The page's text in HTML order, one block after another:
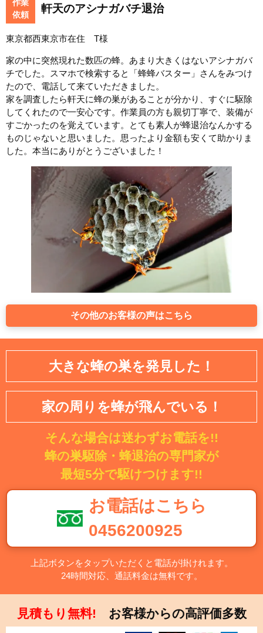
作業
依頼
軒天のアシナガバチ退治
東京都西東京市在住 T様
家の中に突然現れた数匹の蜂。あまり大きくはないアシナガバ
チでした。スマホで検索すると「蜂蜂バスター」さんをみつけ
たので、電話して来ていただきました。
家を調査したら軒天に蜂の巣があることが分かり、すぐに駆除
してくれたので一安心です。作業員の方も親切丁寧で、装備が
すごかったのを覚えています。とても素人が蜂退治なんかする
ものじゃないと思いました。思ったより金額も安くて助かりま
した。本当にありがとうございました！
その他のお客様の声はこちら
大きな蜂の巣を発見した！
家の周りを蜂が飛んでいる！
そんな場合は迷わずお電話を!!
蜂の巣駆除・蜂退治の専門家が
最短5分で駆けつけます!!
お電話はこちら
0456200925
上記ボタンをタップいただくと電話が掛けれます。
24時間対応、通話料金は無料です。
見積もり無料! お客様からの高評価多数